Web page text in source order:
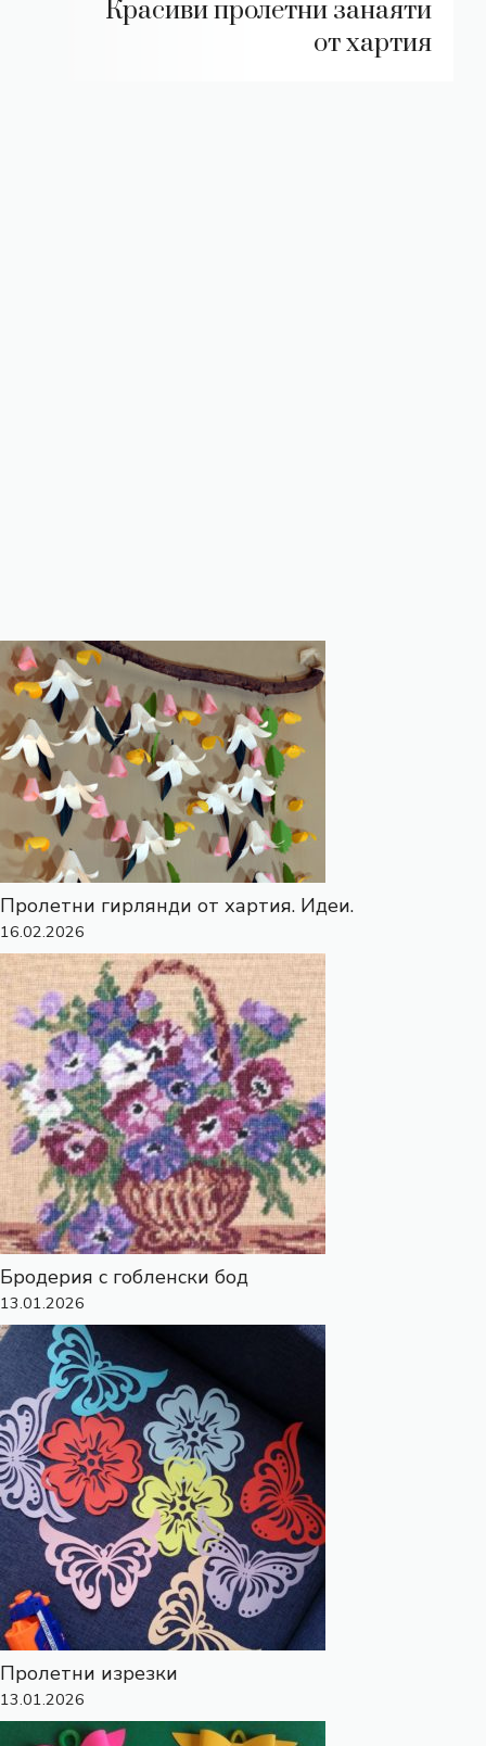
Красиви пролетни занаяти
от хартия
Пролетни гирлянди от хартия. Идеи.
16.02.2026
Бродерия с гобленски бод
13.01.2026
Пролетни изрезки
13.01.2026